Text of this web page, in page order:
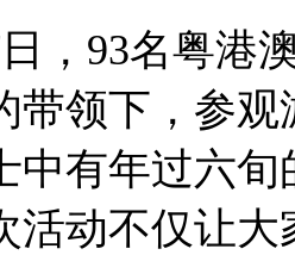
93名粤港澳
带领下，参
中有年过六
活动不仅让